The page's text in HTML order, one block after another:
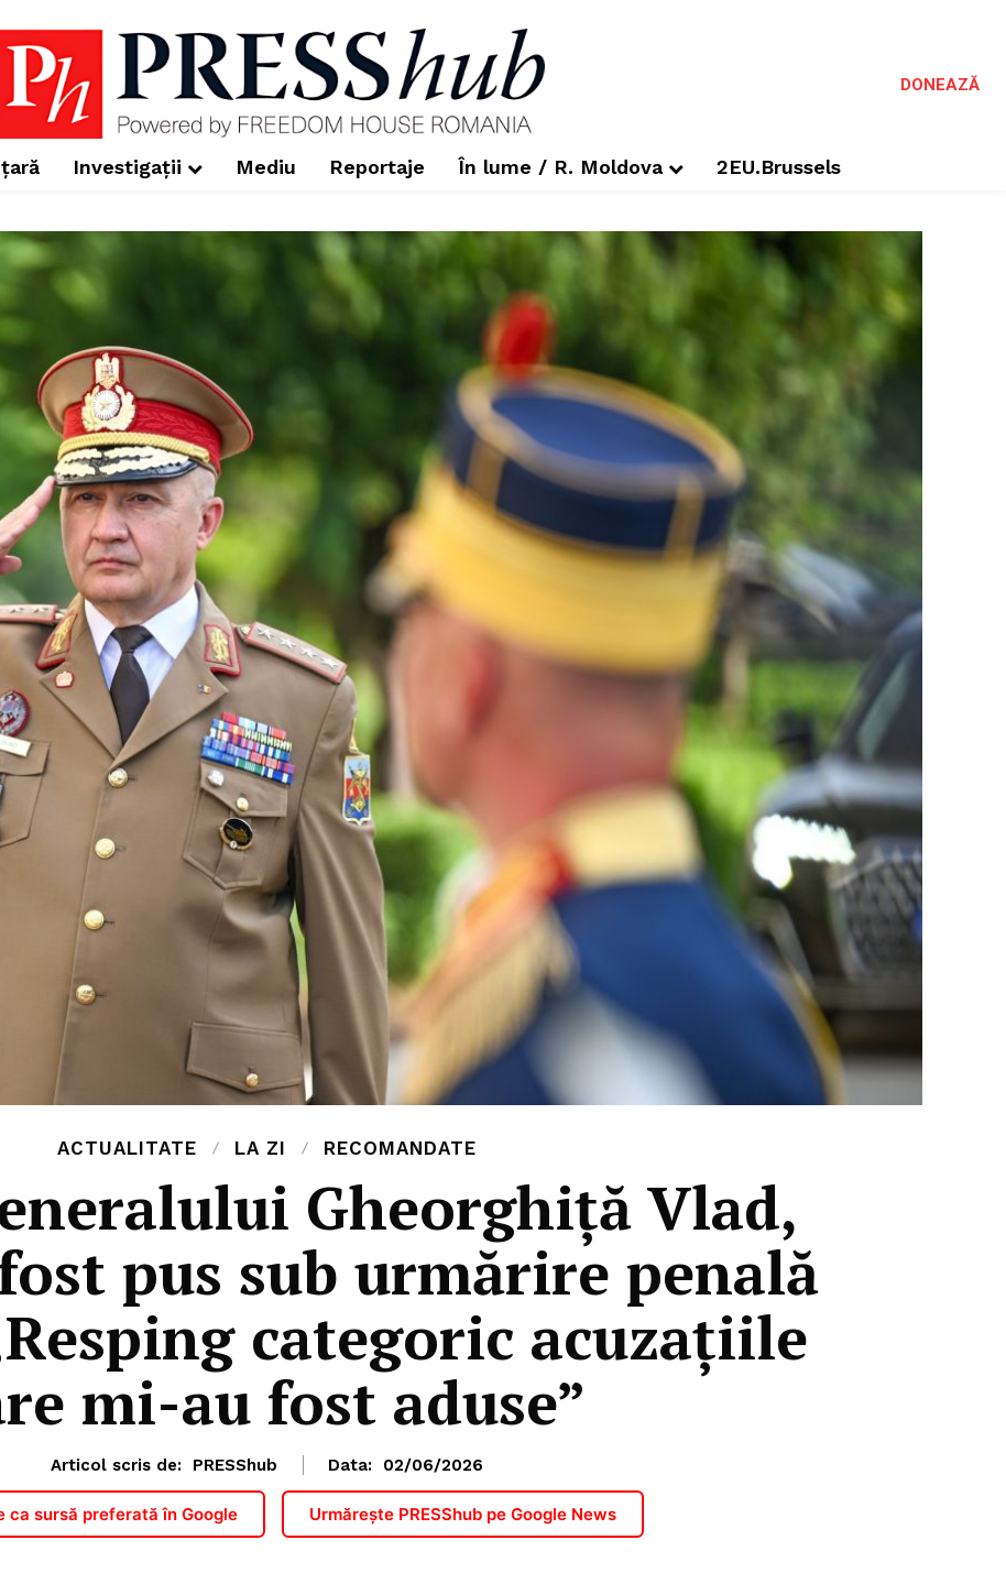
DONEAZĂ
Investigații Mediu Reportaje În lume / R. Moldova 2EU.Brussels
ACTUALITATE LA ZI RECOMANDATE
Gheorghiță Vlad,
pus sub urmărire penală
categoric acuzațiile
mi-au fost aduse”
Articol scris de: PRESShub Data: 02/06/2026
ca sursă preferată în Google Urmărește PRESShub pe Google News